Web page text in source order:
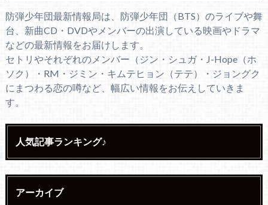
防弾少年団最新情報局は、防弾少年団（BTS）のライブや舞
台、新曲CD・DVDやメンバーの出演している映画やドラマ
などの最新情報をお届けします。
セトリやそれぞれのメンバー（ジン・シュガ・J-Hope（ホ
ソク）・RM・ジミン・キムテヒョン（テテ）・ジョングク
にまつわる恋の噂など、幅広い情報をお伝えしていきま
す。
人気記事ランキング♪
アーカイブ